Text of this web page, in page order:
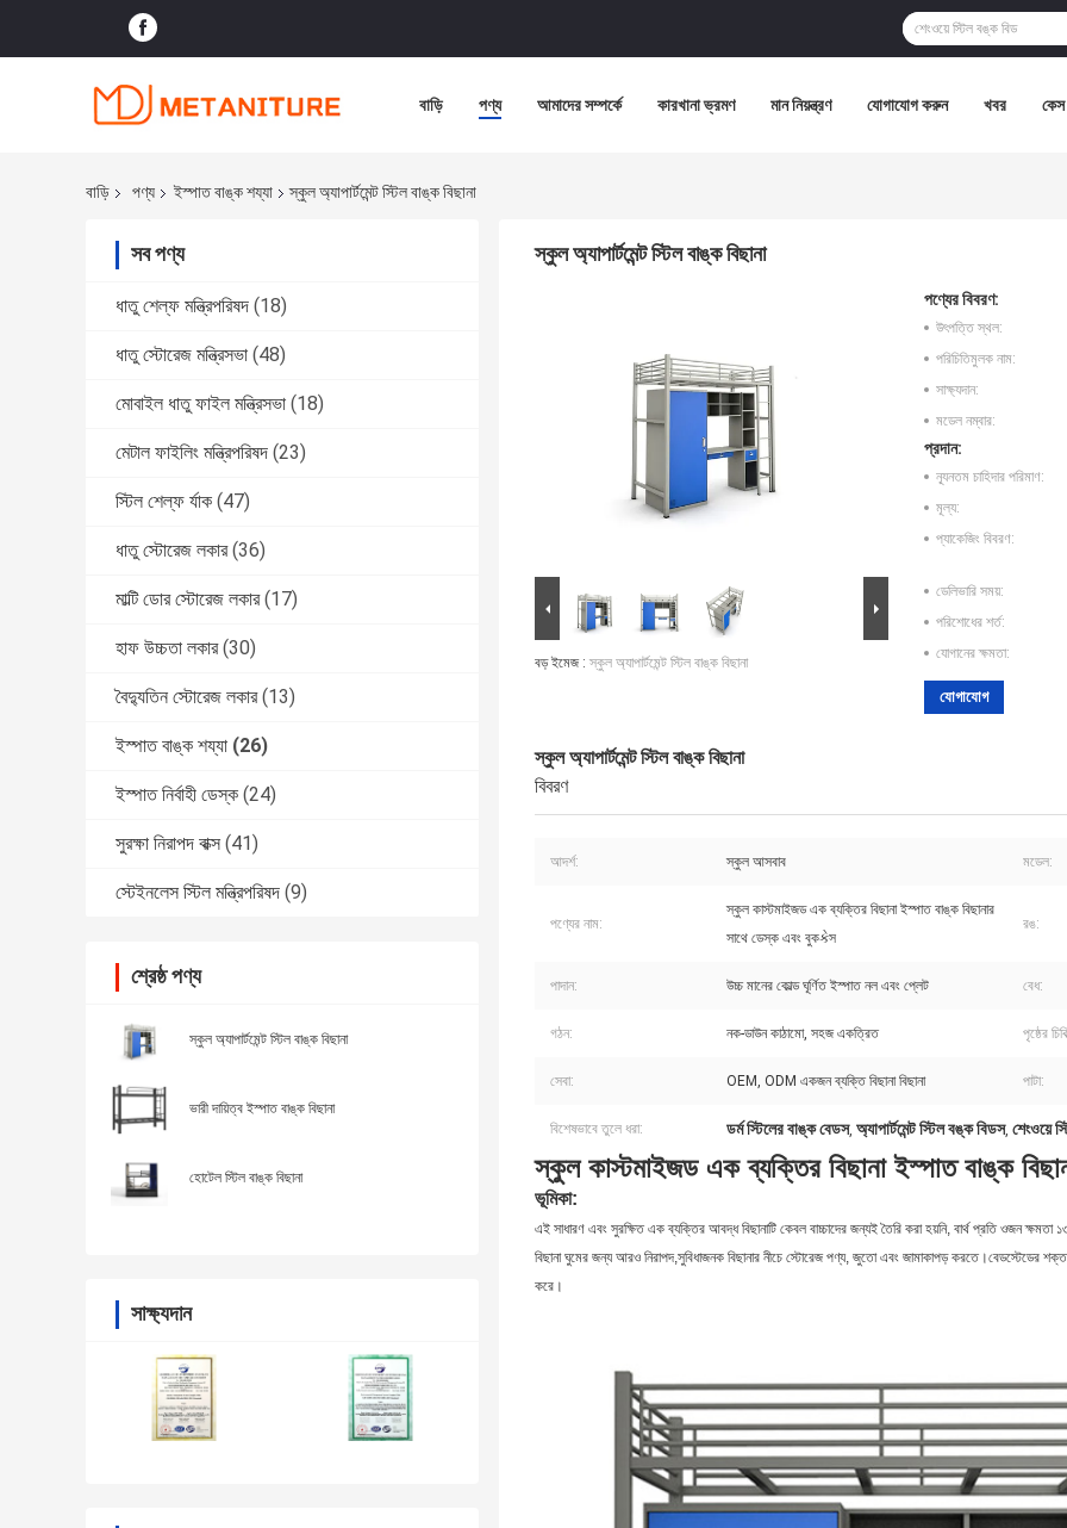
বাড়ি পণ্য আমাদের সম্পর্কে কারখানা ভ্রমণ মান নিয়ন্ত্রণ যোগাযোগ করুন খবর কেস
বাড়ি পণ্য ইস্পাত বাঙ্ক শয্যা স্কুল অ্যাপার্টমেন্ট স্টিল বাঙ্ক বিছানা
সব পণ্য
ধাতু শেল্ফ মন্ত্রিপরিষদ (18)
ধাতু স্টোরেজ মন্ত্রিসভা (48)
মোবাইল ধাতু ফাইল মন্ত্রিসভা (18)
মেটাল ফাইলিং মন্ত্রিপরিষদ (23)
স্টিল শেল্ফ র্যাক (47)
ধাতু স্টোরেজ লকার (36)
মাল্টি ডোর স্টোরেজ লকার (17)
হাফ উচ্চতা লকার (30)
বৈদ্যুতিন স্টোরেজ লকার (13)
ইস্পাত বাঙ্ক শয্যা (26)
ইস্পাত নির্বাহী ডেস্ক (24)
সুরক্ষা নিরাপদ বাক্স (41)
স্টেইনলেস স্টিল মন্ত্রিপরিষদ (9)
শ্রেষ্ঠ পণ্য
স্কুল অ্যাপার্টমেন্ট স্টিল বাঙ্ক বিছানা
ভারী দায়িত্ব ইস্পাত বাঙ্ক বিছানা
হোটেল স্টিল বাঙ্ক বিছানা
সাক্ষ্যদান
স্কুল অ্যাপার্টমেন্ট স্টিল বাঙ্ক বিছানা
বড় ইমেজ : স্কুল অ্যাপার্টমেন্ট স্টিল বাঙ্ক বিছানা
পণ্যের বিবরণ:
উৎপত্তি স্থল:
পরিচিতিমুলক নাম:
সাক্ষ্যদান:
মডেল নম্বার:
প্রদান:
ন্যূনতম চাহিদার পরিমাণ:
মূল্য:
প্যাকেজিং বিবরণ:
ডেলিভারি সময়:
পরিশোধের শর্ত:
যোগানের ক্ষমতা:
যোগাযোগ
স্কুল অ্যাপার্টমেন্ট স্টিল বাঙ্ক বিছানা
বিবরণ
আদর্শ: স্কুল আসবাব মডেল:
পণ্যের নাম:
স্কুল কাস্টমাইজড এক ব্যক্তির বিছানা ইস্পাত বাঙ্ক বিছানার
সাথে ডেস্ক এবং বুকકેস
রঙ:
পাদান: উচ্চ মানের কোল্ড ঘূর্ণিত ইস্পাত নল এবং প্লেট বেধ:
গঠন: নক-ডাউন কাঠামো, সহজ একত্রিত পৃষ্ঠের
সেবা: OEM, ODM একজন ব্যক্তি বিছানা বিছানা পাটা:
বিশেষভাবে তুলে ধরা: ডর্ম স্টিলের বাঙ্ক বেডস, অ্যাপার্টমেন্ট স্টিল বঙ্ক বিডস, শেংওয়ে
স্কুল কাস্টমাইজড এক ব্যক্তির বিছানা ইস্পাত বাঙ্ক
ভূমিকা:
এই সাধারণ এবং সুরক্ষিত এক ব্যক্তির আবদ্ধ বিছানাটি কেবল বাচ্চাদের জন্যই তৈরি করা হয়নি, বার্থ প্রতি ওজন
বিছানা ঘুমের জন্য আরও নিরাপদ,সুবিধাজনক বিছানার নীচে স্টোরেজ পণ্য, জুতো এবং জামাকাপড় করতে।বেডস্টেডের
করে।